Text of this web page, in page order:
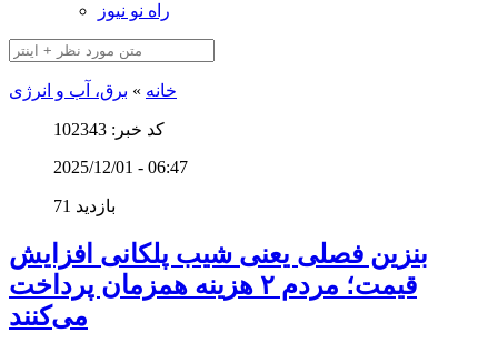
راه نو نیوز
خانه » برق، آب و انرژی
کد خبر: 102343
2025/12/01 - 06:47
71 بازدید
بنزین فصلی یعنی شیب پلکانی افزایش
قیمت؛ مردم ۲ هزینه همزمان پرداخت
می‌کنند